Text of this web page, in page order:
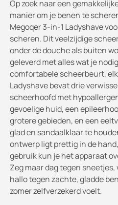
Op zoek naar een
manier om je benen te
Megoqer 3-in-1 Ladyshave
scheren. Dit veelzijdige
onder de douche als buiten
geleverd met alles wat je
comfortabele scheerbeurt,
Ladyshave bevat drie
scheerhoofd met
gevoelige huid, een
grotere gebieden, en een
glad en sandaalklaar te
ontwerp ligt prettig in de
gebruik kun je het apparaat
Zeg maar dag tegen
hallo tegen zachte, gladde
zomer zelfverzekerd voelt.